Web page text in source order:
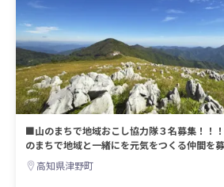
■山のまちで地域おこし協力隊３名募集！！
のまちで地域と一緒にを元気をつくる仲間を
高知県津野町